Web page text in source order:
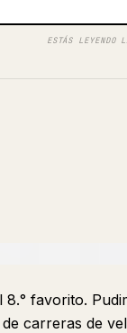
ESTÁS LEYENDO
8.° favorito.
carreras de